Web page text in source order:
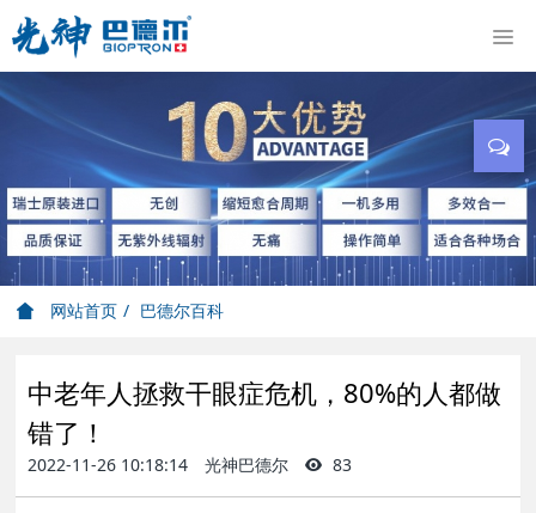
网站首页 巴德尔百科
中老年人拯救干眼症危机，80%的人都做
错了！​
2022-11-26 10:18:14 光神巴德尔 83